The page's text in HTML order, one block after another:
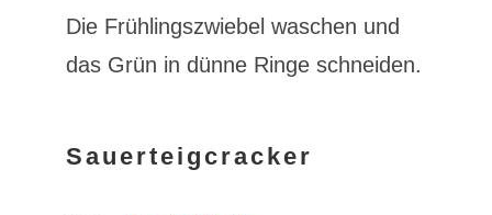
Die Frühlingszwiebel waschen und
das Grün in dünne Ringe schneiden.
Sauerteigcracker